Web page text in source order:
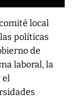
local
políticas
de
laboral, la
el